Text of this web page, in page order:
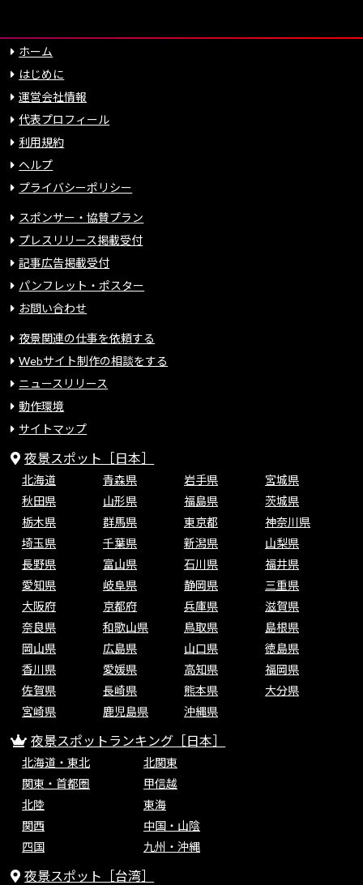
ホーム
はじめに
運営会社情報
代表プロフィール
利用規約
ヘルプ
プライバシーポリシー
スポンサー・協賛プラン
プレスリリース掲載受付
記事広告掲載受付
パンフレット・ポスター
お問い合わせ
夜景関連の仕事を依頼する
Webサイト制作の相談をする
ニュースリリース
動作環境
サイトマップ
夜景スポット［日本］
北海道 青森県 岩手県
宮城県
秋田県
山形県 福島県
茨城県
栃木県
群馬県 東京都
神奈川県
埼玉県
千葉県 新潟県
山梨県
長野県
富山県 石川県
福井県
愛知県
岐阜県 静岡県
三重県
大阪府
京都府 兵庫県
滋賀県
奈良県
和歌山県 鳥取県
島根県
岡山県
広島県 山口県
徳島県
香川県
愛媛県 高知県
福岡県
佐賀県
長崎県 熊本県
大分県
宮崎県
鹿児島県 沖縄県
夜景スポットランキング［日本］
北海道・東北
北関東
関東・首都圏
甲信越
北陸
東海
関西
中国・山陰
四国
九州・沖縄
夜景スポット［台湾］